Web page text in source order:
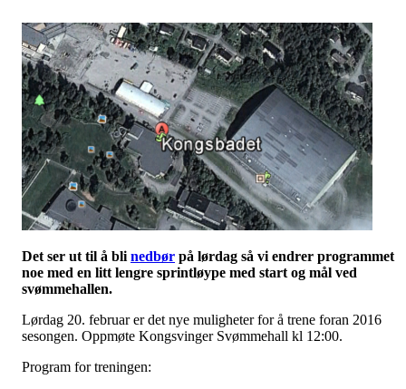
Det ser ut til å bli nedbør på lørdag så vi endrer programmet
noe med en litt lengre sprintløype med start og mål ved
svømmehallen.
Lørdag 20. februar er det nye muligheter for å trene foran 2016
sesongen. Oppmøte Kongsvinger Svømmehall kl 12:00.
Program for treningen: